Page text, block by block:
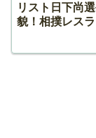
リスト日下尚
貌！相撲レス
スリング世界の